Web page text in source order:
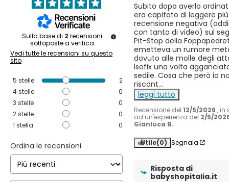
Sulla base di 2 recensioni
sottoposte a verifica
Vedi tutte le recensioni su questo
sito
5 stelle
2
4stelle
0
3 stelle
0
2stelle
0
1 stella 0
Ordina le recensioni
Subito dopo averlo
era capitato di leggere
recensione negativa
con tanto di video) sul
Pit-Stop della
emetteva un rumore
dovuto alle molle degli
Isofix una volta
sedile. Cosa che però io
riscont...
leggi tutto
Recensione del 12/5/2026 , in
ad un'esperienza del 2/5/
Gianluca B.
Utile(0) Segnala
Risposta di
babyshopitalia.it